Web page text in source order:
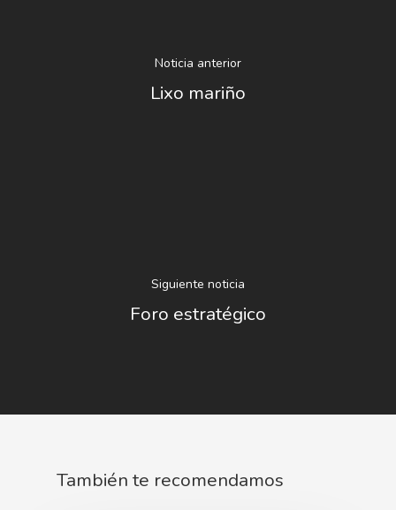
Noticia anterior
Lixo mariño
Siguiente noticia
Foro estratégico
También te recomendamos
Patronato
Eventos
Publicaciones